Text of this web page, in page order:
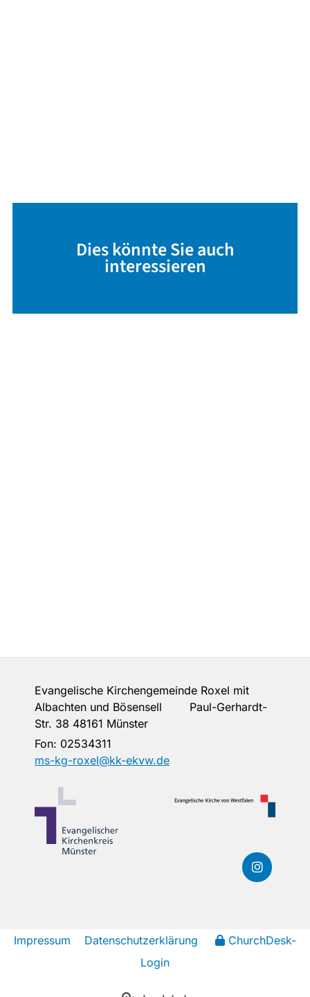
Dies könnte Sie auch
interessieren
Evangelische Kirchengemeinde Roxel mit
Albachten und Bösensell Paul-Gerhardt-
Str. 38 48161 Münster
Fon: 02534311
ms-kg-roxel@kk-ekvw.de
Impressum Datenschutzerklärung
ChurchDesk-
Login